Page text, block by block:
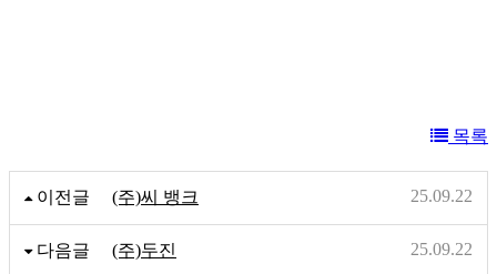
목록
이전글 (주)씨 뱅크 25.09.22
다음글 (주)두진 25.09.22